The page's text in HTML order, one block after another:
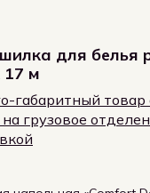
для белья
17 м
габаритный товар
грузовое